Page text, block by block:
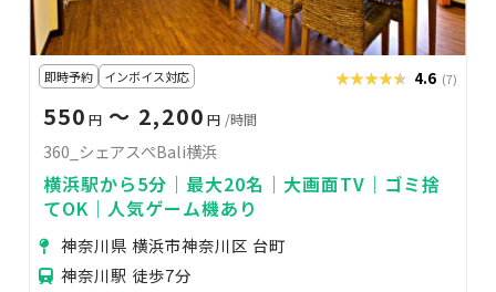
即時予約 インボイス対応 ★★★★★
★★★★★ 4.6 (7)
550 円 〜 2,200 円 /時間
360_シェアスぺBali横浜
横浜駅から5分｜最大20名｜大画面TV｜ゴミ捨
てOK｜人気ゲーム機あり
神奈川県 横浜市神奈川区 台町
神奈川駅 徒歩7分